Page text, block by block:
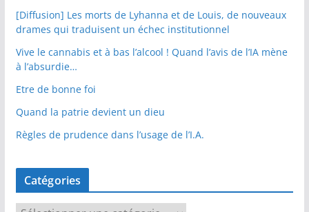
[Diffusion] Les morts de Lyhanna et de Louis, de nouveaux
drames qui traduisent un échec institutionnel
Vive le cannabis et à bas l’alcool ! Quand l’avis de l’IA mène
à l’absurdie…
Etre de bonne foi
Quand la patrie devient un dieu
Règles de prudence dans l’usage de l’I.A.
Catégories